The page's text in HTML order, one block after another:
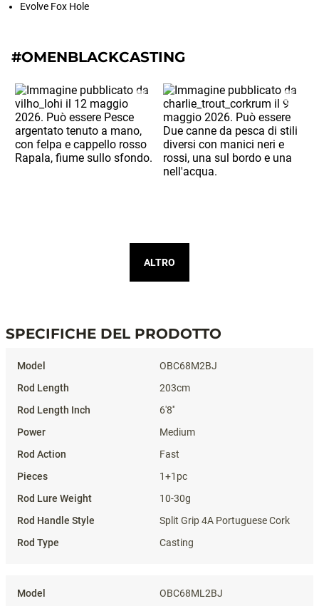
Evolve Fox Hole
#OMENBLACKCASTING
ALTRO
SPECIFICHE DEL PRODOTTO
OBC68M2BJ
203cm
6'8''
Medium
Fast
1+1pc
10-30g
Split Grip 4A Portuguese Cork
Casting
OBC68ML2BJ